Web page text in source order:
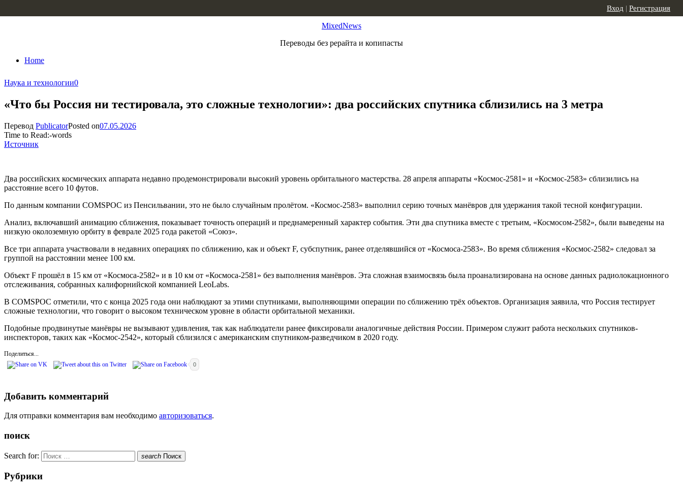
MixedNews
Переводы без рерайта и копипасты
Home
Вход | Регистрация
Наука и технологии0
«Что бы Россия ни тестировала, это сложные технологии»: два российских спутника сблизились на 3 метра
Перевод PublicatorPosted on07.05.2026
Time to Read:-words
Источник
Два российских космических аппарата недавно продемонстрировали высокий уровень орбитального мастерства. 28 апреля аппараты «Космос-2581» и «Космос-2583» сблизились на
расстояние всего 10 футов.
По данным компании COMSPOC из Пенсильвании, это не было случайным пролётом. «Космос-2583» выполнил серию точных манёвров для удержания такой тесной конфигурации.
Анализ, включавший анимацию сближения, показывает точность операций и преднамеренный характер события. Эти два спутника вместе с третьим, «Космосом-2582», были выведены на
низкую околоземную орбиту в феврале 2025 года ракетой «Союз».
Все три аппарата участвовали в недавних операциях по сближению, как и объект F, субспутник, ранее отделявшийся от «Космоса-2583». Во время сближения «Космос-2582» следовал за
группой на расстоянии менее 100 км.
Объект F прошёл в 15 км от «Космоса-2582» и в 10 км от «Космоса-2581» без выполнения манёвров. Эта сложная взаимосвязь была проанализирована на основе данных радиолокационного
отслеживания, собранных калифорнийской компанией LeoLabs.
В COMSPOC отметили, что с конца 2025 года они наблюдают за этими спутниками, выполняющими операции по сближению трёх объектов. Организация заявила, что Россия тестирует
сложные технологии, что говорит о высоком техническом уровне в области орбитальной механики.
Подобные продвинутые манёвры не вызывают удивления, так как наблюдатели ранее фиксировали аналогичные действия России. Примером служит работа нескольких спутников-
инспекторов, таких как «Космос-2542», который сблизился с американским спутником-разведчиком в 2020 году.
Поделиться...
0
Добавить комментарий
Для отправки комментария вам необходимо авторизоваться.
поиск
Search for: search Поиск
Рубрики